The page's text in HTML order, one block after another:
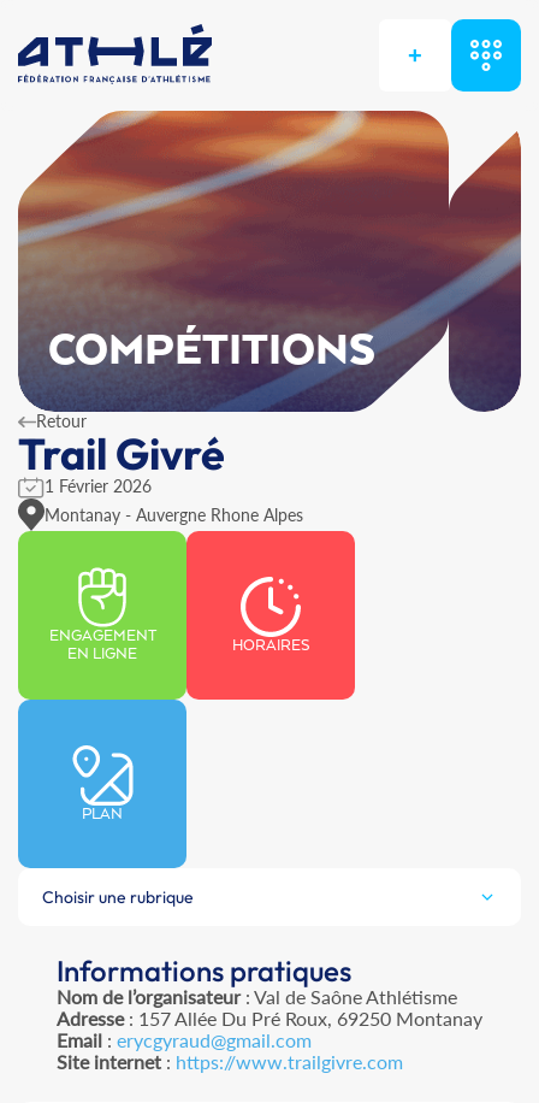
+
COMPÉTITIONS
Retour
Trail Givré
1 Février 2026
Montanay - Auvergne Rhone Alpes
ENGAGEMENT
EN LIGNE
HORAIRES
PLAN
Choisir une rubrique
Informations pratiques
Nom de l’organisateur: Val de Saône Athlétisme
Adresse: 157 Allée Du Pré Roux, 69250 Montanay
Email : erycgyraud@gmail.com
Site internet : https://www.trailgivre.com